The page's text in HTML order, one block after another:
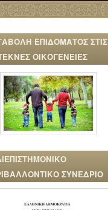
ΕΠΙΔΟΜΑΤΟΣ ΣΤΙΣ
ΟΙΚΟΓΕΝΕΙΕΣ
ΣΥΝΕΔΡΙΟ